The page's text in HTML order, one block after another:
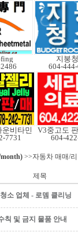
지붕
604-
운비타민
7731
604-
>>자동차 매매/
제목
소 업체 - 로뎀 클리닝
칙 및 금지 물품 안내